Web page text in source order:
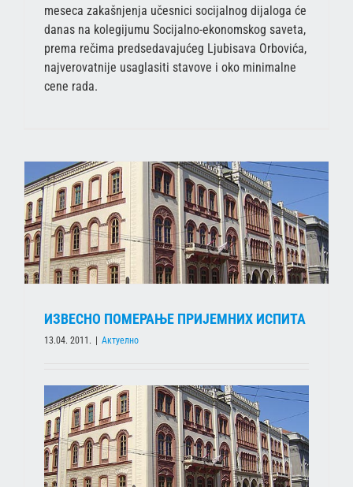
meseca zakašnjenja učesnici socijalnog dijaloga će
danas na kolegijumu Socijalno-ekonomskog saveta,
prema rečima predsedavajućeg Ljubisava Orbovića,
najverovatnije usaglasiti stavove i oko minimalne
cene rada.
ИЗВЕСНО ПОМЕРАЊЕ ПРИЈЕМНИХ ИСПИТА
13.04. 2011. | Актуелно